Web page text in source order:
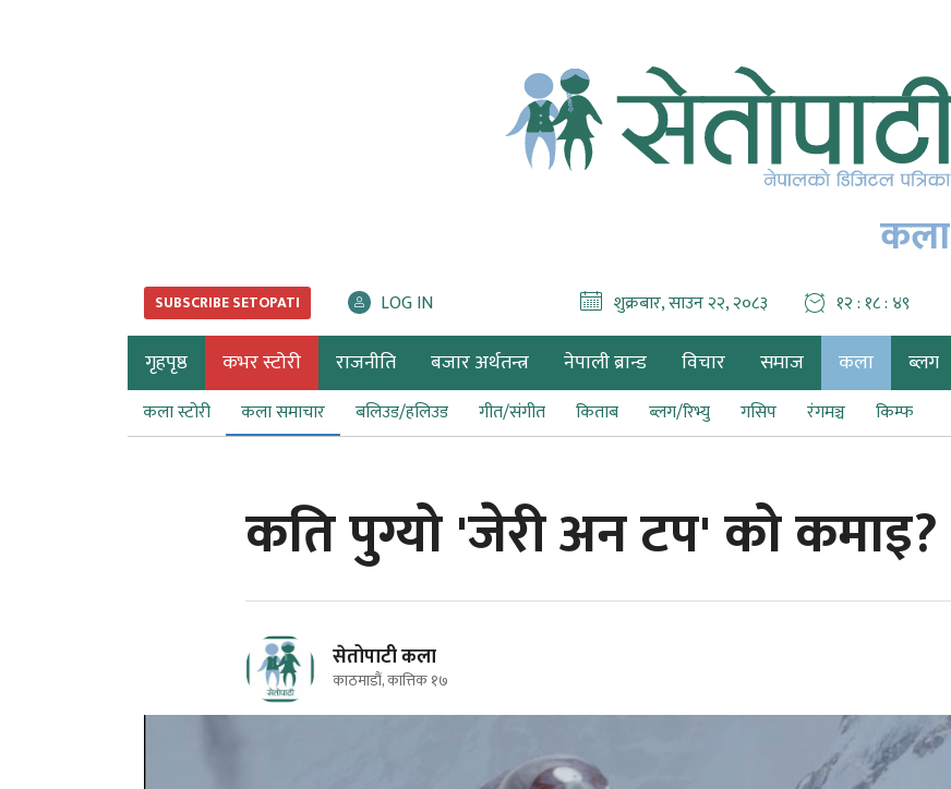
कला
SUBSCRIBE SETOPATI LOG IN शुक्रबार, साउन २२, २०८३ १२ : १८ : ५०
गृहपृष्ठ कभर स्टोरी राजनीति बजार अर्थतन्त्र नेपाली ब्रान्ड विचार समाज कला ब्लग
कला स्टोरी कला समाचार बलिउड/हलिउड गीत/संगीत किताब ब्लग/रिभ्यु गसिप रंगमञ्च किम्फ
कति पुग्यो 'जेरी अन टप' को कमाइ?
सेतोपाटी कला
काठमाडौं, कात्तिक १७